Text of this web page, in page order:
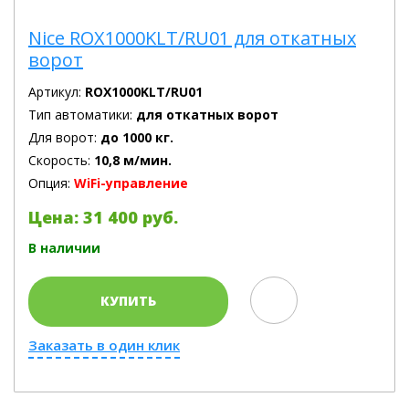
Nice ROX1000KLT/RU01 для откатных
ворот
Артикул: ROX1000KLT/RU01
Тип автоматики: для откатных ворот
Для ворот: до 1000 кг.
Скорость: 10,8 м/мин.
Опция: WiFi-управление
Цена: 31 400 руб.
В наличии
КУПИТЬ
Заказать в один клик